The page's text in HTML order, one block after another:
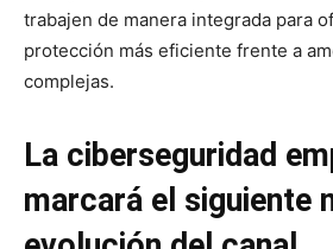
trabajen de manera integrada para
protección más eficiente frente a
complejas.
La ciberseguridad
marcará el siguiente